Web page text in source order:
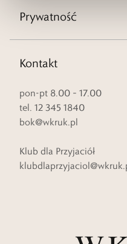
Prywatność
Kontakt
pon-pt 8.00 – 17.00
tel. 12 345 1840
bok@wkruk.pl
Klub dla Przyjaciół